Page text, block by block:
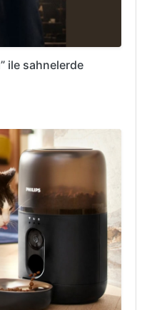
ile sahnelerde